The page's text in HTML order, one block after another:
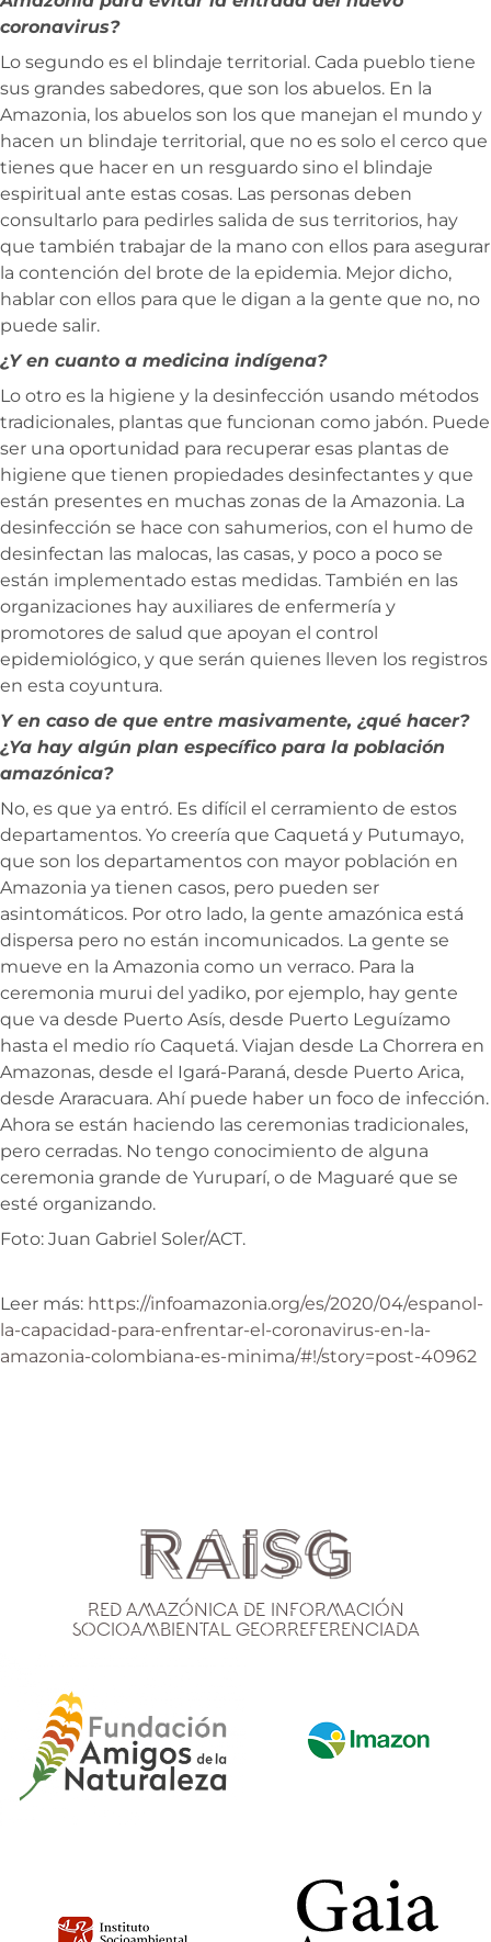
coronavirus?
Lo segundo es el blindaje territorial. Cada pueblo tiene
sus grandes sabedores, que son los abuelos. En la
Amazonia, los abuelos son los que manejan el mundo y
hacen un blindaje territorial, que no es solo el cerco que
tienes que hacer en un resguardo sino el blindaje
espiritual ante estas cosas. Las personas deben
consultarlo para pedirles salida de sus territorios, hay
que también trabajar de la mano con ellos para asegurar
la contención del brote de la epidemia. Mejor dicho,
hablar con ellos para que le digan a la gente que no, no
puede salir.
¿Y en cuanto a medicina indígena?
Lo otro es la higiene y la desinfección usando métodos
tradicionales, plantas que funcionan como jabón. Puede
ser una oportunidad para recuperar esas plantas de
higiene que tienen propiedades desinfectantes y que
están presentes en muchas zonas de la Amazonia. La
desinfección se hace con sahumerios, con el humo de
desinfectan las malocas, las casas, y poco a poco se
están implementado estas medidas. También en las
organizaciones hay auxiliares de enfermería y
promotores de salud que apoyan el control
epidemiológico, y que serán quienes lleven los registros
en esta coyuntura.
Y en caso de que entre masivamente, ¿qué hacer?
¿Ya hay algún plan específico para la población
amazónica?
No, es que ya entró. Es difícil el cerramiento de estos
departamentos. Yo creería que Caquetá y Putumayo,
que son los departamentos con mayor población en
Amazonia ya tienen casos, pero pueden ser
asintomáticos. Por otro lado, la gente amazónica está
dispersa pero no están incomunicados. La gente se
mueve en la Amazonia como un verraco. Para la
ceremonia murui del yadiko, por ejemplo, hay gente
que va desde Puerto Asís, desde Puerto Leguízamo
hasta el medio río Caquetá. Viajan desde La Chorrera en
Amazonas, desde el Igará-Paraná, desde Puerto Arica,
desde Araracuara. Ahí puede haber un foco de infección.
Ahora se están haciendo las ceremonias tradicionales,
pero cerradas. No tengo conocimiento de alguna
ceremonia grande de Yuruparí, o de Maguaré que se
esté organizando.
Foto: Juan Gabriel Soler/ACT.
Leer más: https://infoamazonia.org/es/2020/04/espanol-
la-capacidad-para-enfrentar-el-coronavirus-en-la-
amazonia-colombiana-es-minima/#!/story=post-40962
Red Amazónica de Información
Socioambiental Georreferenciada